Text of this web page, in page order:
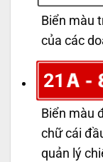
Biển màu
của các
21
Biển màu
chữ cái
quản lý